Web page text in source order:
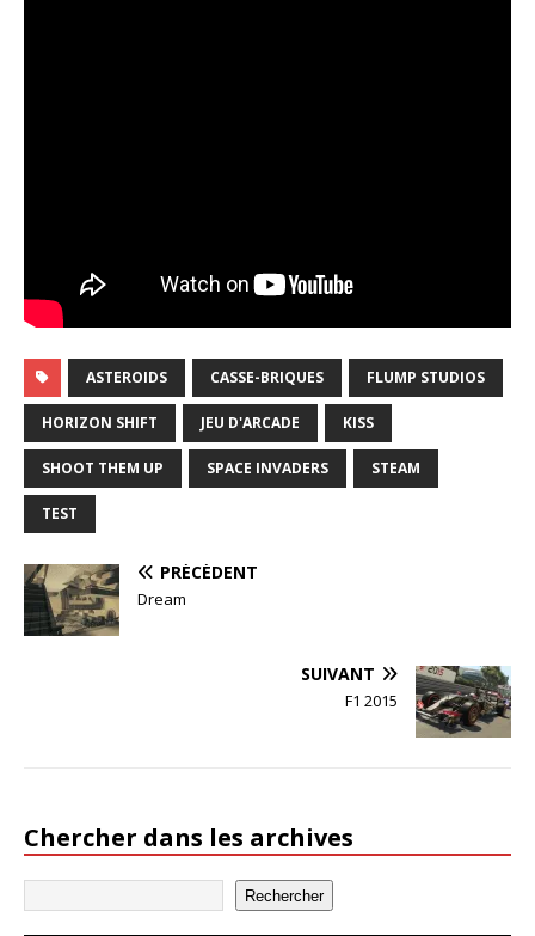
ASTEROIDS CASSE-BRIQUES FLUMP STUDIOS
HORIZON SHIFT JEU D'ARCADE KISS
SHOOT THEM UP SPACE INVADERS STEAM
TEST
PRÉCÉDENT
Dream
SUIVANT
F1 2015
Chercher dans les archives
Rechercher